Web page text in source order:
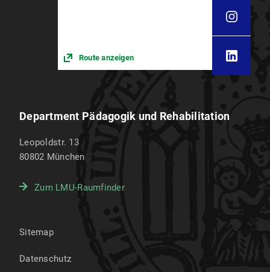
Route anzeigen
Department Pädagogik und Rehabilitation
Leopoldstr. 13
80802 München
Zum LMU-Raumfinder
Sitemap
Datenschutz